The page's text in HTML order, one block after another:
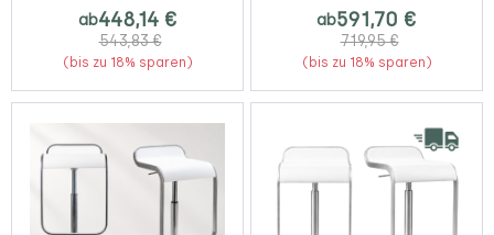
ab448,14 €
543,83 €
(bis zu 18% sparen)
ab591,70 €
719,95 €
(bis zu 18% sparen)